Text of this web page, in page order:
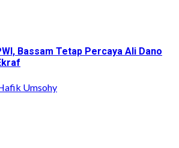
Bassam Tetap Percaya Ali Dano
Umsohy